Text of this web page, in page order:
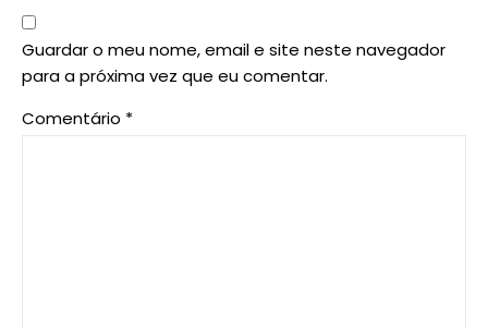
Guardar o meu nome, email e site neste navegador
para a próxima vez que eu comentar.
Comentário *